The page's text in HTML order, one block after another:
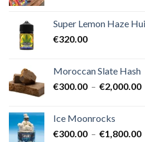
Super Lemon Haze
€320.00
Moroccan Slate Hash
€300.00 – €2,000.00
à
Ice Moonrocks
€300.00 – €1,800.00